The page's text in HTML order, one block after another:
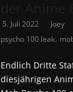
5. Juli 2022 Joey
psycho 100 leak,
Endlich Dritte
diesjährigen